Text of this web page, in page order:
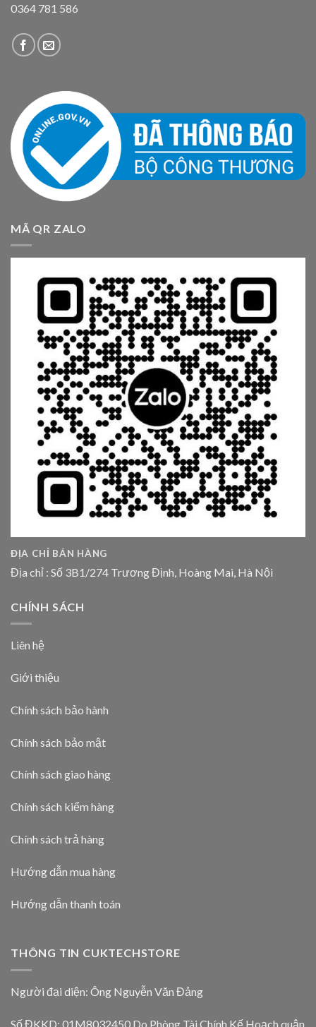
0364 781 586
MÃ QR ZALO
ĐỊA CHỈ BÁN HÀNG
Địa chỉ : Số 3B1/274 Trương Định, Hoàng Mai, Hà Nội
CHÍNH SÁCH
Liên hệ
Giới thiệu
Chính sách bảo hành
Chính sách bảo mật
Chính sách giao hàng
Chính sách kiểm hàng
Chính sách trả hàng
Hướng dẫn mua hàng
Hướng dẫn thanh toán
THÔNG TIN CUKTECHSTORE
Người đại diện: Ông Nguyễn Văn Đảng
Số ĐKKD: 01M8032450 Do Phòng Tài Chính Kế Hoạch quận